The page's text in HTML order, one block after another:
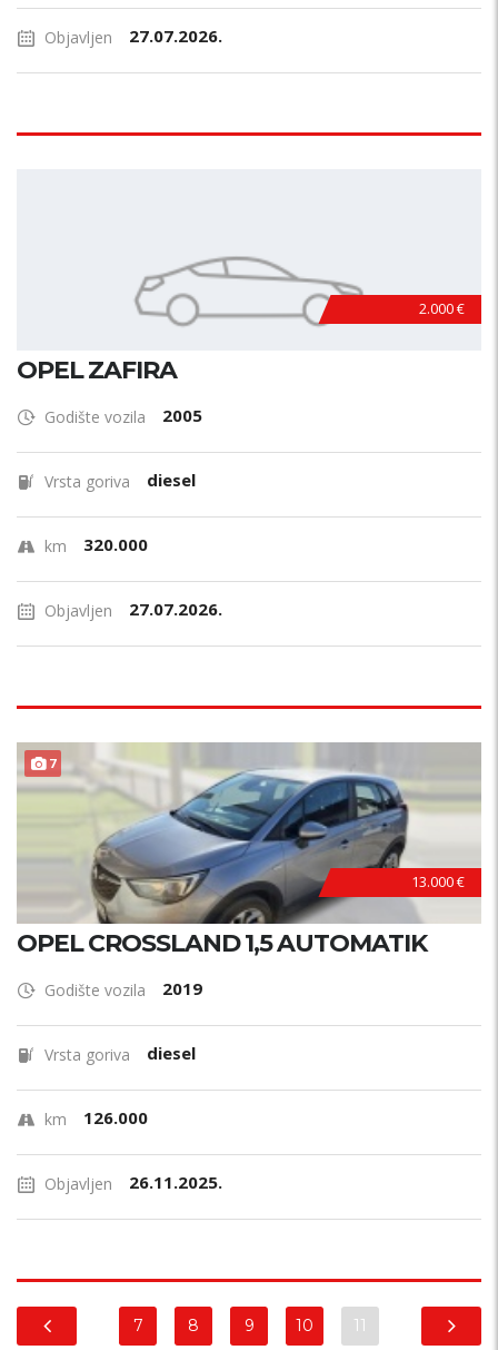
Objavljen 27.07.2026.
2.000 €
OPEL ZAFIRA
Godište vozila 2005
Vrsta goriva diesel
km 320.000
Objavljen 27.07.2026.
7
13.000 €
OPEL CROSSLAND 1,5 AUTOMATIK
Godište vozila 2019
Vrsta goriva diesel
km 126.000
Objavljen 26.11.2025.
7 8 9 10 11